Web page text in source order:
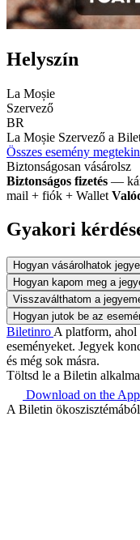
Helyszín
La Moșie
Szervező
BR
La Moșie Szervező a
Összes esemény
Biztonságosan vásárolsz
Biztonságos fizetés —
mail + fiók + Wallet
Gyakori
Hogyan vásárolhatok
Hogyan kapom meg a
Visszaválthatom a
Hogyan jutok be az
Biletinro A platform, ahol
eseményeket. Jegyek
és még sok másra.
Töltsd le a Biletin
Download on the
A Biletin ökoszisztémából